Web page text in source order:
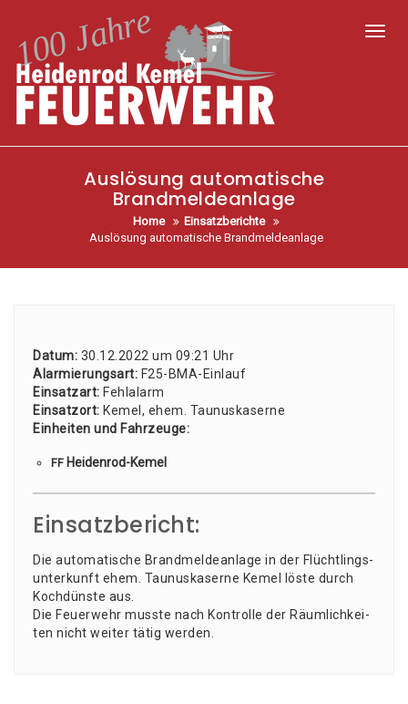
Auslösung automatische
Brandmeldeanlage
Home
Einsatzberichte
Auslösung automatische Brandmeldeanlage
Datum: 30.12.2022 um 09:21 Uhr
Alar­mie­rungs­art: F25-BMA-Ein­lauf
Ein­satz­art: Fehl­alarm
Ein­satz­ort: Kemel, ehem. Tau­nus­ka­ser­ne
Ein­hei­ten und Fahr­zeu­ge:
FF Hei­den­rod-Kemel
Einsatzbericht:
Die auto­ma­ti­sche Brand­mel­de­an­la­ge in der Flücht­lings­
un­ter­kunft ehem. Tau­nus­ka­ser­ne Kemel lös­te durch
Koch­düns­te aus.
Die Feu­er­wehr muss­te nach Kon­trol­le der Räum­lich­kei­
ten nicht wei­ter tätig werden.